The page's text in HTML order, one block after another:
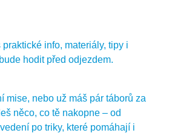
info, materiály, tipy i
hodit před odjezdem.
mise, nebo už máš pár táborů za
něco, co tě nakopne – od
po triky, které pomáhají i